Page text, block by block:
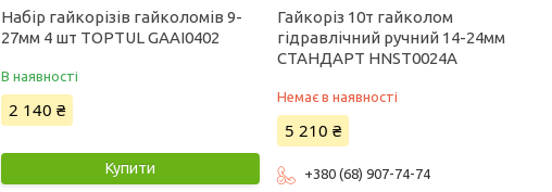
Набір гайкорізів гайколомів 9-
27мм 4 шт TOPTUL GAAI0402
В наявності
2 140 ₴
Купити
Гайкоріз 10т гайколом
гідравлічний ручний 14-24мм
СТАНДАРТ HNST0024A
Немає в наявності
5 210 ₴
+380 (68) 907-74-74